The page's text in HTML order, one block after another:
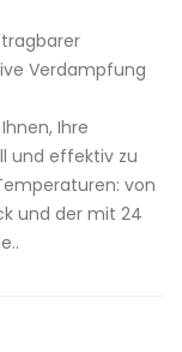
Verdampfung
Ihre
und effektiv zu
von
und der mit 24